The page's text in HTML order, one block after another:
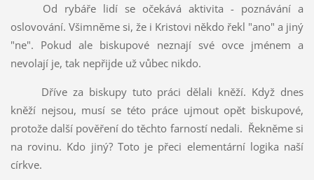
Od rybáře lidí se očekává aktivita - poznávání a
oslovování. Všimněme si, že i Kristovi někdo řekl "ano" a jiný
"ne". Pokud ale biskupové neznají své ovce jménem a
nevolají je, tak nepřijde už vůbec nikdo.
Dříve za biskupy tuto práci dělali kněží. Když dnes
kněží nejsou, musí se této práce ujmout opět biskupové,
protože další pověření do těchto farností nedali. Řekněme si
na rovinu. Kdo jiný? Toto je přeci elementární logika naší
církve.